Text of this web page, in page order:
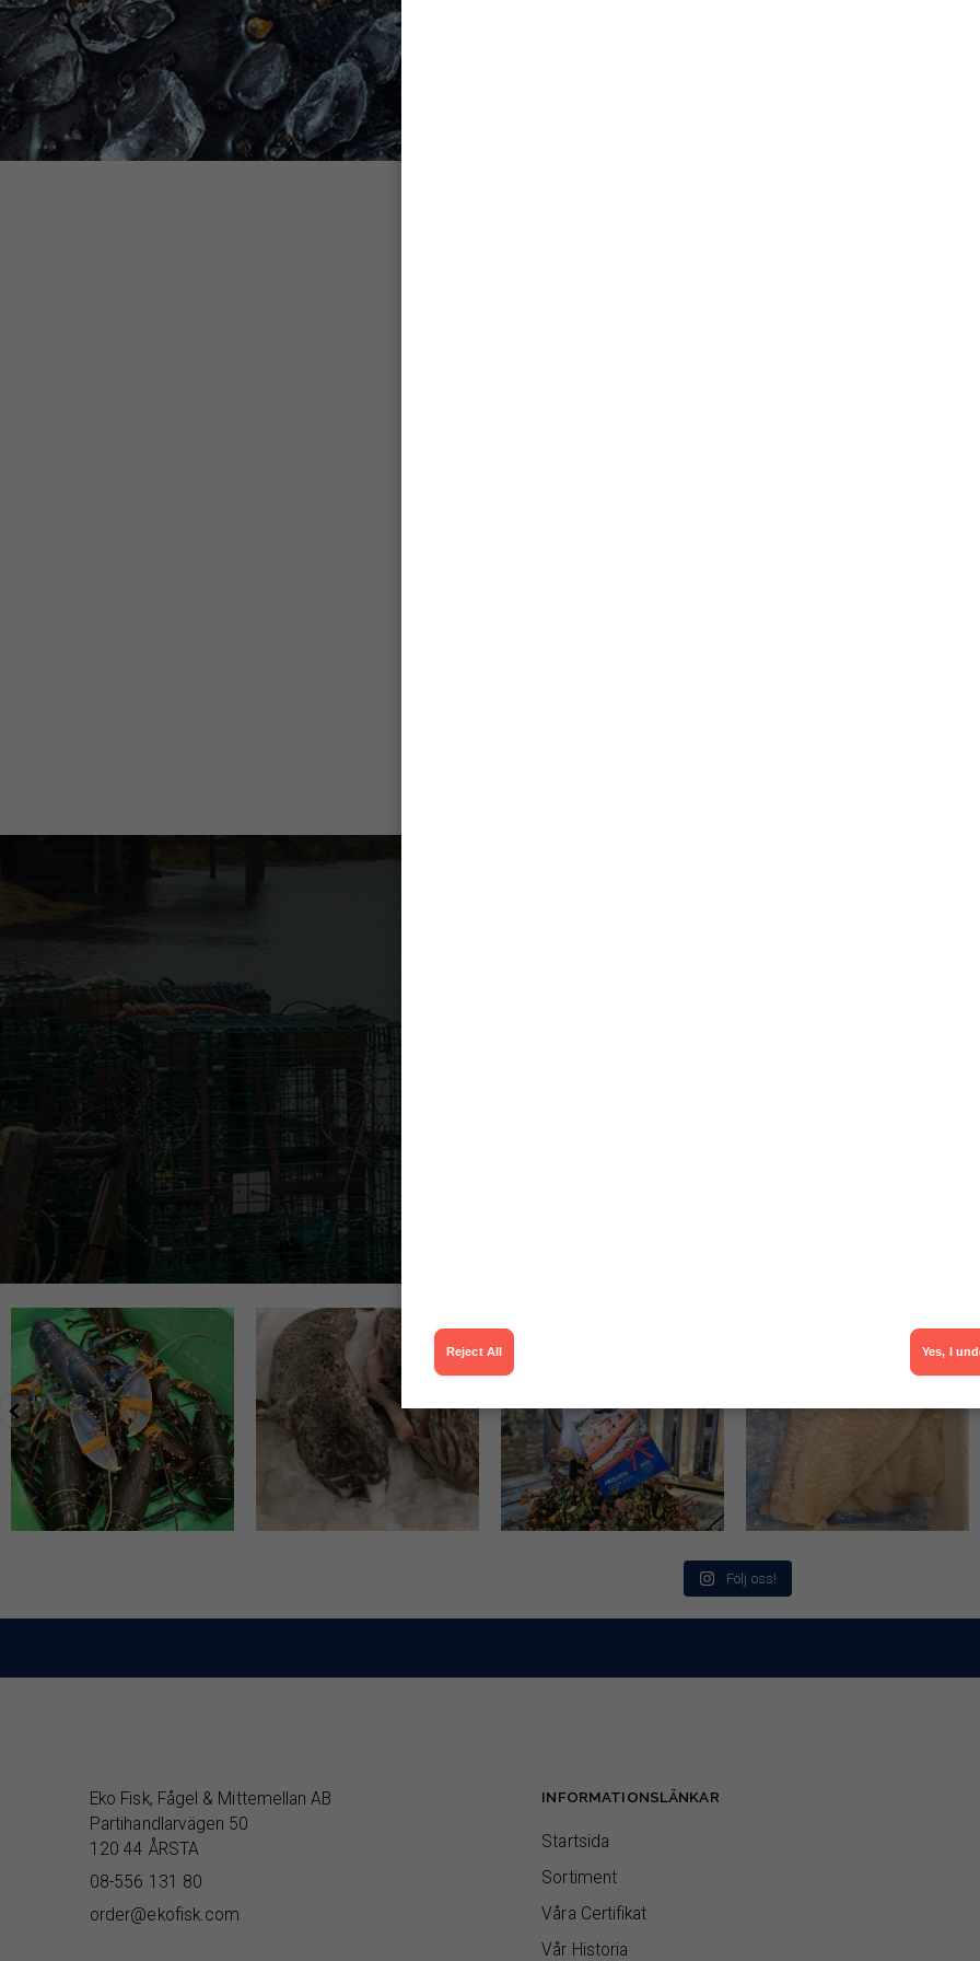
Nov 20 Nov 13
Följ oss!
Eko Fisk, Fågel & Mittemellan AB
Partihandlarvägen 50
120 44 ÅRSTA
08-556 131 80
order@ekofisk.com
INFORMATIONSLÄNKAR
Startsida
Sortiment
Våra Certifikat
Vår Historia
Yes, I
Reject All